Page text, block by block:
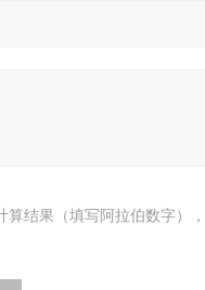
算结果（填写阿拉伯数字）